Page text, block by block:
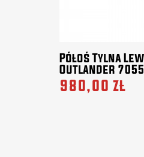
Półoś Tylna
Outlander
980,00 zł